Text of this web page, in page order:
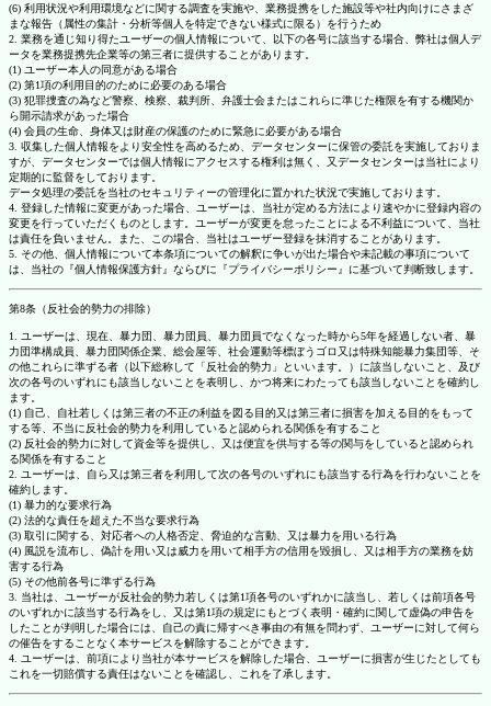
(6) 利用状況や利用環境などに関する調査を実施や、業務提携をした施設等や社内向けにさまざ
まな報告（属性の集計・分析等個人を特定できない様式に限る）を行うため
2. 業務を通じ知り得たユーザーの個人情報について、以下の各号に該当する場合、弊社は個人デ
ータを業務提携先企業等の第三者に提供することがあります。
(1) ユーザー本人の同意がある場合
(2) 第1項の利用目的のために必要のある場合
(3) 犯罪捜査の為など警察、検察、裁判所、弁護士会またはこれらに準じた権限を有する機関か
ら開示請求があった場合
(4) 会員の生命、身体又は財産の保護のために緊急に必要がある場合
3. 収集した個人情報をより安全性を高めるため、データセンターに保管の委託を実施しておりま
すが、データセンターでは個人情報にアクセスする権利は無く、又データセンターは当社により
定期的に監督をしております。
データ処理の委託を当社のセキュリティーの管理化に置かれた状況で実施しております。
4. 登録した情報に変更があった場合、ユーザーは、当社が定める方法により速やかに登録内容の
変更を行っていただくものとします。ユーザーが変更を怠ったことによる不利益について、当社
は責任を負いません。また、この場合、当社はユーザー登録を抹消することがあります。
5. その他、個人情報について本条項についての解釈に争いが出た場合や未記載の事項について
は、当社の『個人情報保護方針』ならびに『プライバシーポリシー』に基づいて判断致します。
第8条（反社会的勢力の排除）
1. ユーザーは、現在、暴力団、暴力団員、暴力団員でなくなった時から5年を経過しない者、暴
力団準構成員、暴力団関係企業、総会屋等、社会運動等標ぼうゴロ又は特殊知能暴力集団等、そ
の他これらに準ずる者（以下総称して「反社会的勢力」といいます。）に該当しないこと、及び
次の各号のいずれにも該当しないことを表明し、かつ将来にわたっても該当しないことを確約し
ます。
(1) 自己、自社若しくは第三者の不正の利益を図る目的又は第三者に損害を加える目的をもって
する等、不当に反社会的勢力を利用していると認められる関係を有すること
(2) 反社会的勢力に対して資金等を提供し、又は便宜を供与する等の関与をしていると認められ
る関係を有すること
2. ユーザーは、自ら又は第三者を利用して次の各号のいずれにも該当する行為を行わないことを
確約します。
(1) 暴力的な要求行為
(2) 法的な責任を超えた不当な要求行為
(3) 取引に関する、対応者への人格否定、脅迫的な言動、又は暴力を用いる行為
(4) 風説を流布し、偽計を用い又は威力を用いて相手方の信用を毀損し、又は相手方の業務を妨
害する行為
(5) その他前各号に準ずる行為
3. 当社は、ユーザーが反社会的勢力若しくは第1項各号のいずれかに該当し、若しくは前項各号
のいずれかに該当する行為をし、又は第1項の規定にもとづく表明・確約に関して虚偽の申告を
したことが判明した場合には、自己の責に帰すべき事由の有無を問わず、ユーザーに対して何ら
の催告をすることなく本サービスを解除することができます。
4. ユーザーは、前項により当社が本サービスを解除した場合、ユーザーに損害が生じたとしても
これを一切賠償する責任はないことを確認し、これを了承します。